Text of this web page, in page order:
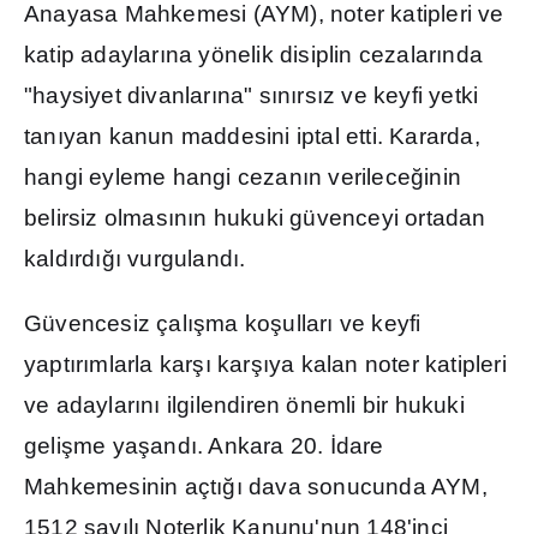
Anayasa Mahkemesi (AYM), noter katipleri ve
katip adaylarına yönelik disiplin cezalarında
"haysiyet divanlarına" sınırsız ve keyfi yetki
tanıyan kanun maddesini iptal etti. Kararda,
hangi eyleme hangi cezanın verileceğinin
belirsiz olmasının hukuki güvenceyi ortadan
kaldırdığı vurgulandı.
Güvencesiz çal ışma koşulları ve keyfi
yaptırımlarla karşı karşıya kalan noter katipleri
ve adaylarını ilgilendiren önemli bir hukuki
gelişme yaşandı. Ankara 20. İdare
Mahkemesinin açtığı dava sonucunda AYM,
1512 sayı ı Noterlik Kanunu'nun 148'inci